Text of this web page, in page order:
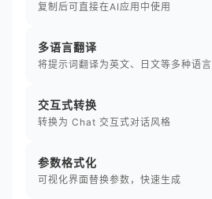
复制后可直接在AI应用中使用
多语言翻译
将提示词翻译为英文、日文等多种语言
交互式转换
转换为 Chat 交互式对话风格
参数格式化
可视化界面替换参数，快速生成